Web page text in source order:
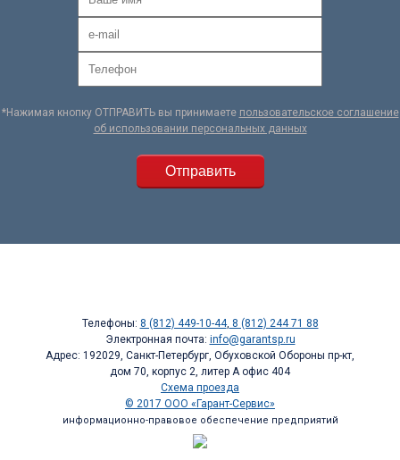
*Нажимая кнопку ОТПРАВИТЬ вы принимаете пользовательское соглашение
об использовании персональных данных
Телефоны: 8 (812) 449-10-44, 8 (812) 244 71 88
Электронная почта: info@garantsp.ru
Адрес: 192029, Санкт-Петербург, Обуховской Обороны пр-кт,
дом 70, корпус 2, литер А офис 404
Схема проезда
© 2017 ООО «Гарант-Сервис»
информационно-правовое обеспечение предприятий